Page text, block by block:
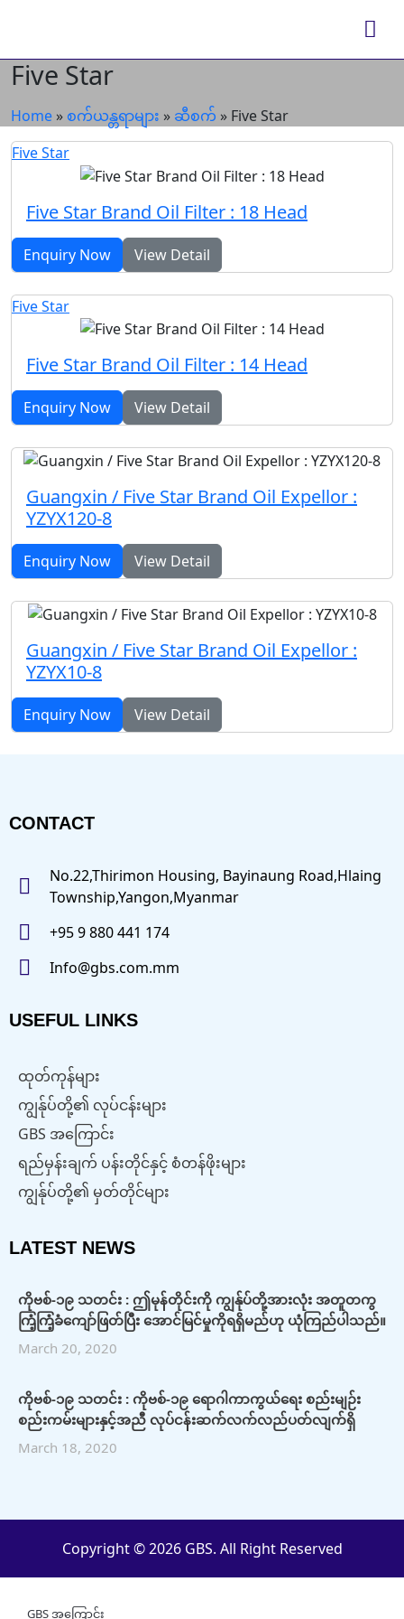
Five Star
Home » စက်ယန္တရာများ » ဆီစက် » Five Star
Five Star
Five Star Brand Oil Filter : 18 Head
Enquiry Now View Detail
Five Star
Five Star Brand Oil Filter : 14 Head
Enquiry Now View Detail
Guangxin / Five Star Brand Oil Expellor :
YZYX120-8
Enquiry Now View Detail
Guangxin / Five Star Brand Oil Expellor :
YZYX10-8
Enquiry Now View Detail
CONTACT
No.22,Thirimon Housing, Bayinaung Road,Hlaing
Township,Yangon,Myanmar
+95 9 880 441 174
Info@gbs.com.mm
USEFUL LINKS
ထုတ်ကုန်များ
ကျွန်ုပ်တို့၏ လုပ်ငန်းများ
GBS အကြောင်း
ရည်မှန်းချက် ပန်းတိုင်နှင့် စံတန်ဖိုးများ
ကျွန်ုပ်တို့၏ မှတ်တိုင်များ
LATEST NEWS
ကိုဗစ်-၁၉ သတင်း : ဤမုန်တိုင်းကို ကျွန်ုပ်တို့အားလုံး အတူတကွ
ကြံ့ကြံ့ခံကျော်ဖြတ်ပြီး အောင်မြင်မှုကိုရရှိမည်ဟု ယုံကြည်ပါသည်။
March 20, 2020
ကိုဗစ်-၁၉ သတင်း : ကိုဗစ်-၁၉ ရောဂါကာကွယ်ရေး စည်းမျဉ်း
စည်းကမ်းများနှင့်အညီ လုပ်ငန်းဆက်လက်လည်ပတ်လျက်ရှိ
March 18, 2020
Copyright © 2026 GBS. All Right Reserved
GBS အကြောင်း